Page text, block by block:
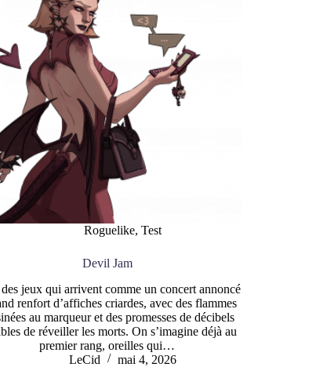
Roguelike,Test
Devil Jam
jeux qui arrivent comme un concert annoncé
renfort d’affiches criardes, avec des flammes
au marqueur et des promesses de décibels
de réveiller les morts. On s’imagine déjà au
premier rang, oreilles qui…
LeCid
mai 4, 2026